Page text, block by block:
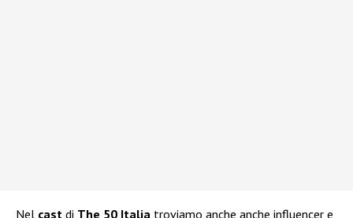
Nel cast di The 50 Italia troviamo anche anche influencer e